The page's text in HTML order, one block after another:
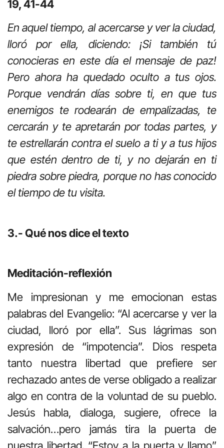
19, 41-44
En aquel tiempo, al acercarse y ver la ciudad,
lloró por ella, diciendo: ¡Si también tú
conocieras en este día el mensaje de paz!
Pero ahora ha quedado oculto a tus ojos.
Porque vendrán días sobre ti, en que tus
enemigos te rodearán de empalizadas, te
cercarán y te apretarán por todas partes, y
te estrellarán contra el suelo a ti y a tus hijos
que estén dentro de ti, y no dejarán en ti
piedra sobre piedra, porque no has conocido
el tiempo de tu visita.
3.- Qué nos dice el texto
Meditación-reflexión
Me impresionan y me emocionan estas
palabras del Evangelio: “Al acercarse y ver la
ciudad, lloró por ella”. Sus lágrimas son
expresión de “impotencia”. Dios respeta
tanto nuestra libertad que prefiere ser
rechazado antes de verse obligado a realizar
algo en contra de la voluntad de su pueblo.
Jesús habla, dialoga, sugiere, ofrece la
salvación…pero jamás tira la puerta de
nuestra libertad. “Estoy a la puerta y llamo”